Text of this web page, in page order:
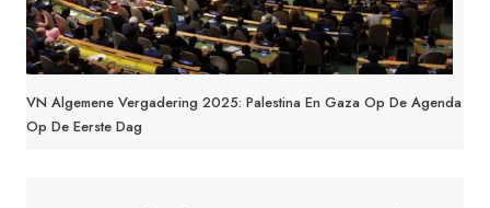
VN Algemene Vergadering 2025: Palestina En Gaza Op De Agenda
Op De Eerste Dag